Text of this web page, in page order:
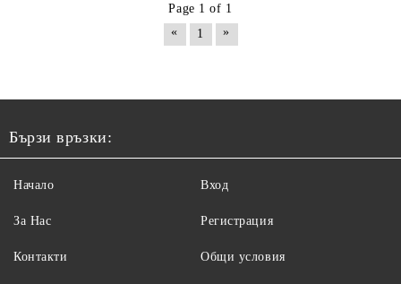
Page 1 of 1
«
1 »
Бързи връзки:
Начало
За Нас
Контакти
Вход
Регистрация
Общи условия